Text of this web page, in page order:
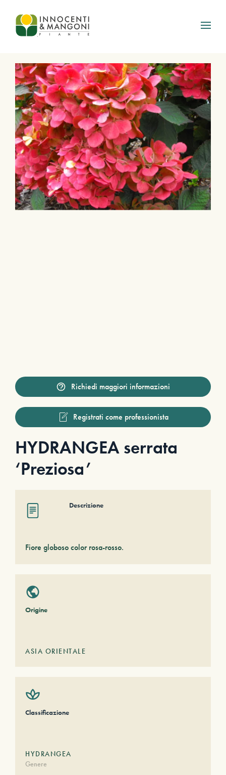
Skip to main content
Richiedi maggiori informazioni
Registrati come professionista
HYDRANGEA serrata
‘Preziosa’
Descrizione
Fiore globoso color rosa-rosso.
Origine
ASIA ORIENTALE
Classificazione
HYDRANGEA
Genere